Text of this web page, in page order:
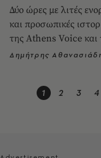
Δύο ώρες με λιτές
και προσωπικές
της Athens Voice και
Δημήτρης
1 2 3 4